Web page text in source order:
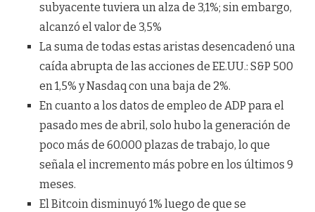
subyacente tuviera un alza de 3,1%; sin embargo,
alcanzó el valor de 3,5%
La suma de todas estas aristas desencadenó una
caída abrupta de las acciones de EE.UU.: S&P 500
en 1,5% y Nasdaq con una baja de 2%.
En cuanto a los datos de empleo de ADP para el
pasado mes de abril, solo hubo la generación de
poco más de 60.000 plazas de trabajo, lo que
señala el incremento más pobre en los últimos 9
meses.
El Bitcoin disminuyó 1% luego de que se